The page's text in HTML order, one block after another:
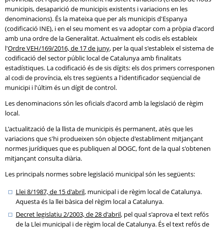
municipis, desaparició de municipis existents i variacions en les
denominacions). És la mateixa que per als municipis d'Espanya
(codificació INE), i en el seu moment es va adoptar com a pròpia d'acord
amb una ordre de la Generalitat. Actualment els codis els estableix
l'Ordre VEH/169/2016, de 17 de juny, per la qual s'estableix el sistema de
codificació del sector públic local de Catalunya amb finalitats
estadístiques. La codificació és de sis dígits: els dos primers corresponen
al codi de província, els tres següents a l'identificador seqüencial de
municipi i l'últim és un dígit de control.
Les denominacions són les oficials d'acord amb la legislació de règim
local.
L'actualització de la llista de municipis és permanent, atès que les
variacions que s'hi produeixen són objecte d'establiment mitjançant
normes jurídiques que es publiquen al DOGC, font de la qual s'obtenen
mitjançant consulta diària.
Les principals normes sobre legislació municipal són les següents:
Llei 8/1987, de 15 d'abril, municipal i de règim local de Catalunya.
Aquesta és la llei bàsica del règim local a Catalunya.
Decret legislatiu 2/2003, de 28 d'abril, pel qual s'aprova el text refós
de la Llei municipal i de règim local de Catalunya. És el text refós de